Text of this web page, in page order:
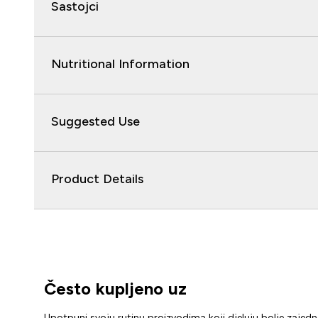
Sastojci
Nutritional Information
Suggested Use
Product Details
Često kupljeno uz